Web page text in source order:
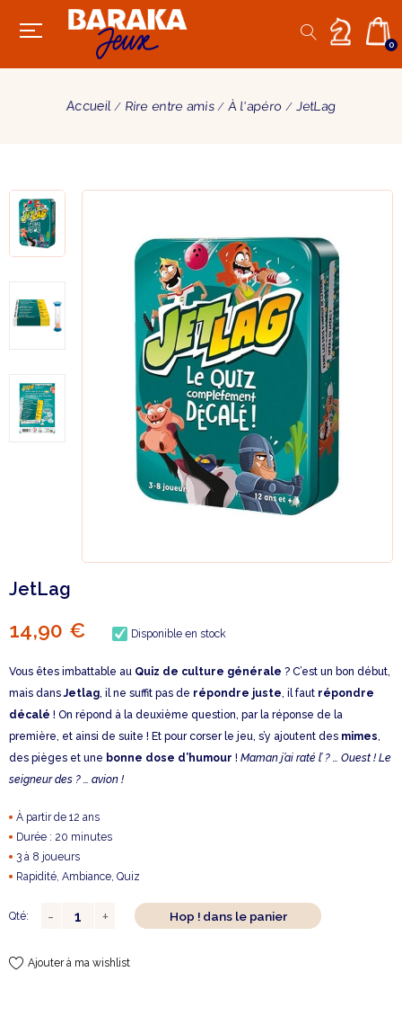
0
Accueil Rire entre amis À l'apéro JetLag
JetLag
14,90 € Disponible en stock
Vous êtes imbattable au Quiz de culture générale ? C’est un bon début,
mais dansJetlag, il ne suffit pas de répondre juste, il faut répondre
décalé ! On répond à la deuxième question, par la réponse de la
première, et ainsi de suite ! Et pour corser le jeu, s’y ajoutent des mimes,
des pièges et une bonne dose d’humour ! Maman j’ai raté l’ ? … Ouest ! Le
seigneur des ? … avion !
À partir de 12 ans
Durée : 20 minutes
3 à 8 joueurs
Rapidité, Ambiance, Quiz
Qté: Hop ! dans le panier
Ajouter à ma wishlist